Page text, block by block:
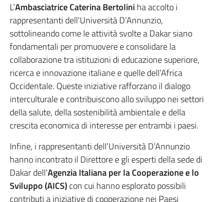
L’Ambasciatrice Caterina Bertoliniha accolto i
rappresentanti dell’Università D’Annunzio,
sottolineando come le attività svolte a Dakar siano
fondamentali per promuovere e consolidare la
collaborazione tra istituzioni di educazione superiore,
ricerca e innovazione italiane e quelle dell’Africa
Occidentale. Queste iniziative rafforzano il dialogo
interculturale e contribuiscono allo sviluppo nei settori
della salute, della sostenibilità ambientale e della
crescita economica di interesse per entrambi i paesi.
Infine, i rappresentanti dell’Università D’Annunzio
hanno incontrato il Direttore e gli esperti della sede di
Dakar dell’Agenzia Italiana per la Cooperazione e lo
Sviluppo (AICS)con cui hanno esplorato possibili
contributi a iniziative di cooperazione nei Paesi